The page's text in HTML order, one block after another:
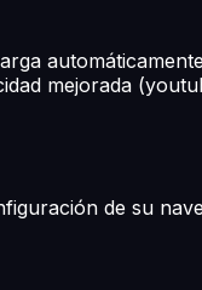
mejorada
de su